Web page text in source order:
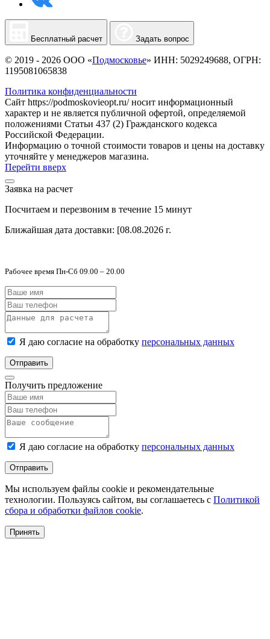
Бесплатный расчет Задать вопрос
© 2019 - 2026 ООО «Подмосковье» ИНН: 5029249688, ОГРН:
1195081065838
Политика конфиденциальности
Сайт https://podmoskovieopt.ru/ носит информационный
характер и не является публичной офертой, определяемой
положениями Статьи 437 (2) Гражданского кодекса
Российской Федерации.
Информацию о точной стоимости товаров и цены на доставку
уточняйте у менеджеров магазина.
Перейти вверх
Заявка на расчет
Посчитаем и перезвоним в течение 15 минут
Ближайшая дата доставки: [08.08.2026 г.
Рабочее время Пн-Сб 09.00 – 20.00
Я даю согласие на обработку персональных данных
Отправить
Получить предложение
Я даю согласие на обработку персональных данных
Отправить
Мы используем файлы cookie и рекомендательные
технологии. Пользуясь сайтом, вы соглашаетесь с Политикой
сбора и обработки файлов cookie.
Принять